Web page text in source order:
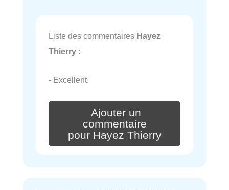
Liste des commentaires Hayez
Thierry :
- Excellent.
Ajouter un
commentaire
pour Hayez Thierry